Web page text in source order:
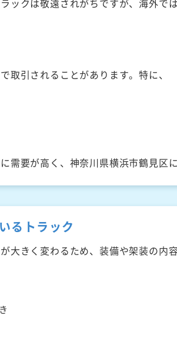
ックは敬遠されがちですが、海外で
取引されることがあります。特に、
需要が高く、神奈川県横浜市鶴見区
るトラック
大きく変わるため、装備や架装の内